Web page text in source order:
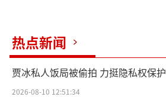
热点新闻
贾冰私人饭局被偷拍 力挺隐私权保护
2026-08-10 12:51:34